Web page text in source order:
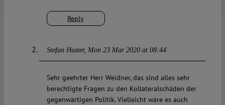
Reply
Stefan Huster Mon 23 Mar 2020 at 08:44
Sehr geehrter Herr Weidner, das sind alles sehr
berechtigte Fragen zu den Kollateralschäden der
gegenwärtigen Politik. Vielleicht wäre es auch